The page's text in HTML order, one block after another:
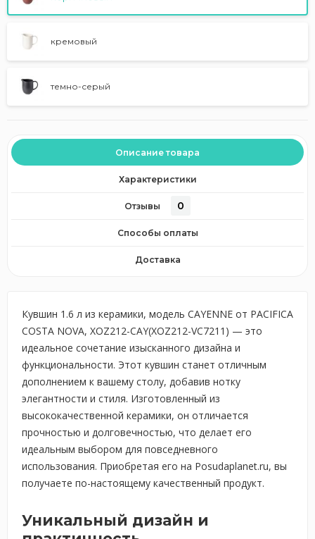
кремовый
темно-серый
Описание товара
Характеристики
Отзывы 0
Способы оплаты
Доставка
Кувшин 1.6 л из керамики, модель CAYENNE от PACIFICA
COSTA NOVA, XOZ212-CAY(XOZ212-VC7211) — это
идеальное сочетание изысканного дизайна и
функциональности. Этот кувшин станет отличным
дополнением к вашему столу, добавив нотку
элегантности и стиля. Изготовленный из
высококачественной керамики, он отличается
прочностью и долговечностью, что делает его
идеальным выбором для повседневного
использования. Приобретая его на Posudaplanet.ru, вы
получаете по-настоящему качественный продукт.
Уникальный дизайн и